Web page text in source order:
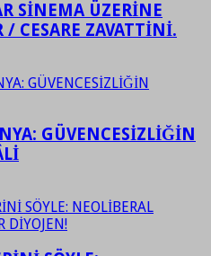
SİNEMA ÜZERİNE
/ CESARE ZAVATTİNİ.
GÜVENCESİZLİĞİN